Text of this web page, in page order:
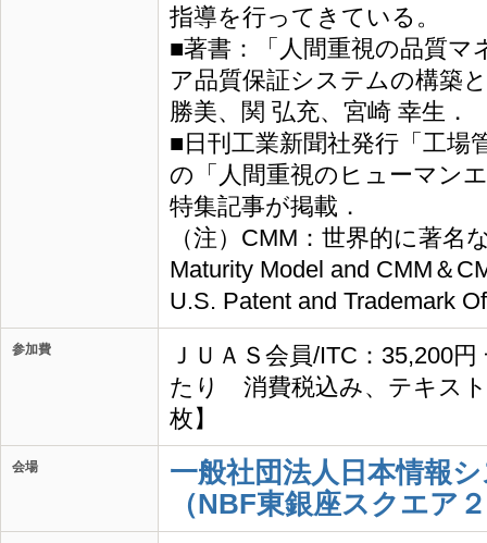
指導を行ってきている。
■著書：「人間重視の品質
ア品質保証システムの構築
勝美、関 弘充、宮崎 幸生．
■日刊工業新聞社発行「工場
の「人間重視のヒューマン
特集記事が掲載．
（注）CMM：世界的に著名
Maturity Model and CMM＆
U.S. Patent and Trademark
参加費
ＪＵＡＳ会員/ITC：35,200
たり 消費税込み、テキス
枚】
会場
一般社団法人日本情報
（NBF東銀座スクエア